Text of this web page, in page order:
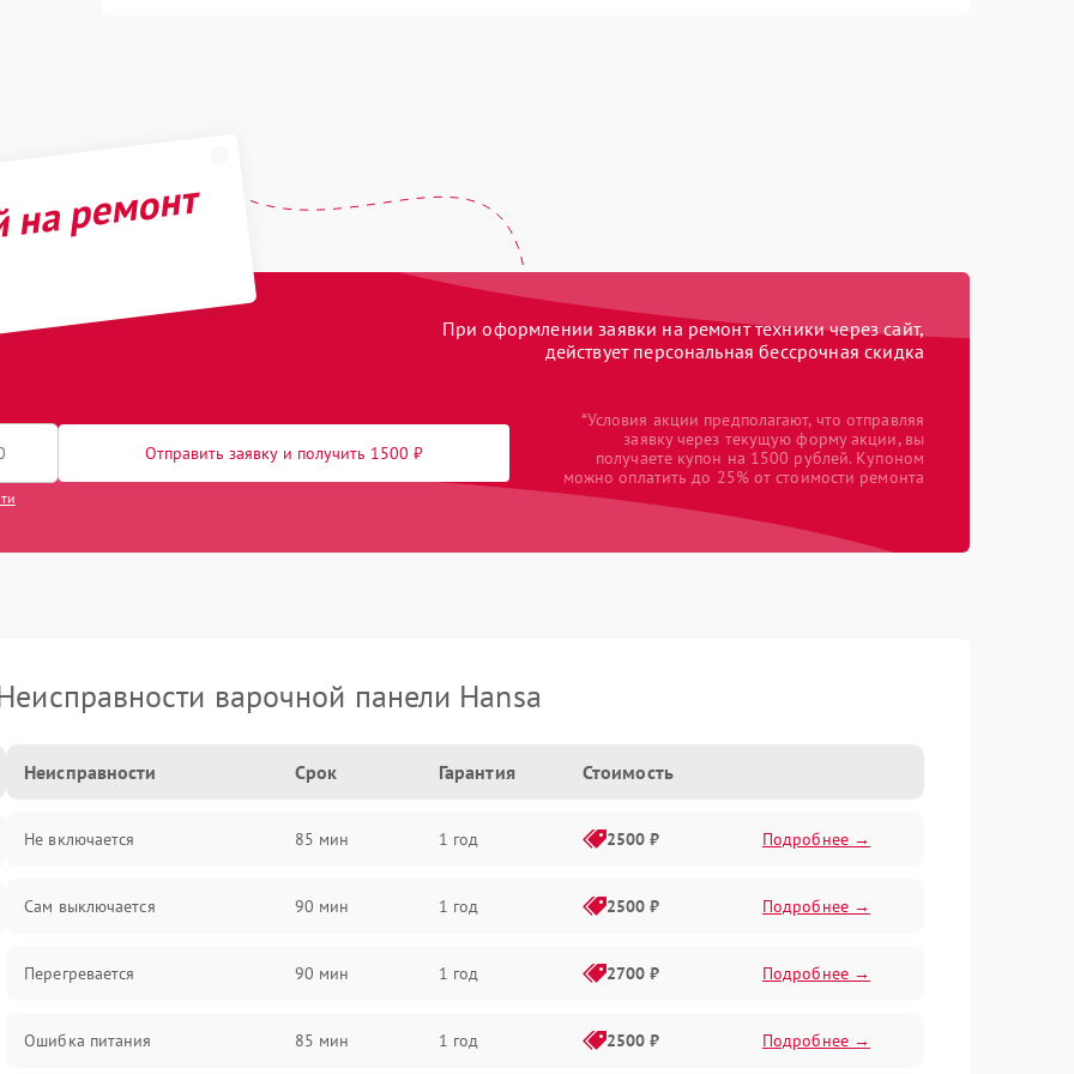
ремонт
При оформлении заявки на ремонт техники через сайт,
действует персональная бессрочная скидка
Отправить заявку и получить 1500 ₽
*Условия акции предполагают, что отправляя
заявку через текущую форму акции, вы
получаете купон на 1500 рублей. Купоном
можно оплатить до 25% от стоимости ремонта
варочной панели Hansa
Неисправности Срок Гарантия Стоимость
Не включается 85 мин 1 год 2500 ₽ Подробнее →
Сам выключается 90 мин 1 год 2500 ₽ Подробнее →
Перегревается 90 мин 1 год 2700 ₽ Подробнее →
Ошибка питания 85 мин 1 год 2500 ₽ Подробнее →